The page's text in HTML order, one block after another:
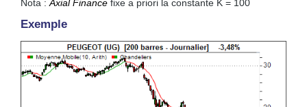
Nota :Axial Finance fixe a priori la constante K = 100
Exemple